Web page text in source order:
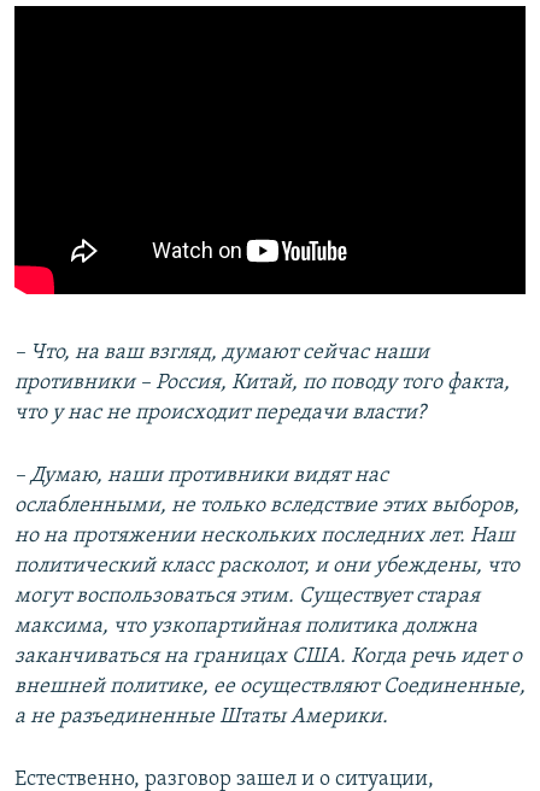
– Что, на ваш взгляд, думают сейчас наши
противники – Россия, Китай, по поводу того факта,
что у нас не происходит передачи власти?
– Думаю, наши противники видят нас
ослабленными, не только вследствие этих выборов,
но на протяжении нескольких последних лет. Наш
политический класс расколот, и они убеждены, что
могут воспользоваться этим. Существует старая
максима, что узкопартийная политика должна
заканчиваться на границах США. Когда речь идет о
внешней политике, ее осуществляют Соединенные,
а не разъединенные Штаты Америки.
Естественно, разговор зашел и о ситуации,